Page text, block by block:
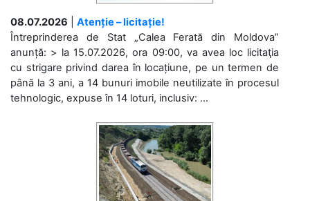
08.07.2026
Atenție – licitație!
Întreprinderea de Stat „Calea Ferată din Moldova”
anunță: > la 15.07.2026, ora 09:00, va avea loc licitaţia
cu strigare privind darea în locațiune, pe un termen de
până la 3 ani, a 14 bunuri imobile neutilizate în procesul
tehnologic, expuse în 14 loturi, inclusiv: ...